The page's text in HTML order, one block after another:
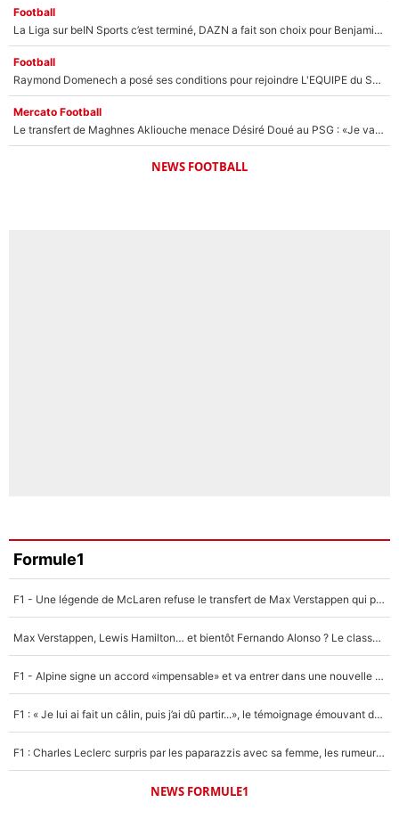
Football
La Liga sur beIN Sports c’est terminé, DAZN a fait son choix pour Benjamin Da Silva et Omar Da Fonseca !
Football
Raymond Domenech a posé ses conditions pour rejoindre L'EQUIPE du Soir : Il refuse de faire l'émission avec un autre chroniqueur !
Mercato Football
Le transfert de Maghnes Akliouche menace Désiré Doué au PSG : «Je valide à 200%»
NEWS FOOTBALL
Formule1
F1 - Une légende de McLaren refuse le transfert de Max Verstappen qui pourrait «faire des vagues» et plomber l'ambiance dans l'équipe
Max Verstappen, Lewis Hamilton… et bientôt Fernando Alonso ? Le classement des pilotes les mieux payés en Formule 1 risque de changer !
F1 - Alpine signe un accord «impensable» et va entrer dans une nouvelle dimension : Grande nouvelle pour Pierre Gasly !
F1 : « Je lui ai fait un câlin, puis j’ai dû partir...», le témoignage émouvant de Max Verstappen sur sa fille
F1 : Charles Leclerc surpris par les paparazzis avec sa femme, les rumeurs étaient vraies !
NEWS FORMULE1